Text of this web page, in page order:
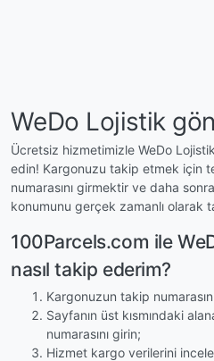
WeDo Lojistik
Ücretsiz hizmetimizle WeDo
edin! Kargonuzu takip etmek için
numarasını girmektir ve daha
konumunu gerçek zamanlı olarak
100Parcels.com ile
nasıl takip ederim?
Kargonuzun takip
Sayfanın üst kısmındaki
numarasını girin;
Hizmet kargo verilerini